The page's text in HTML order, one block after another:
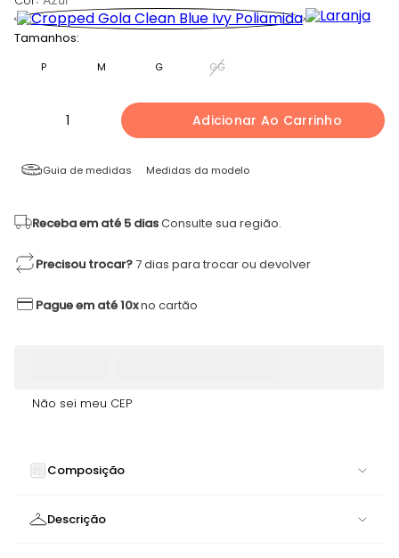
Tamanhos:
P M G GG
1 Adicionar Ao Carrinho
Guia de medidas Medidas da modelo
Receba em até 5 diasConsulte sua região.
Precisou trocar?7 dias para trocar ou devolver
Pague em até 10xno cartão
Não sei meu CEP
Composição
Descrição